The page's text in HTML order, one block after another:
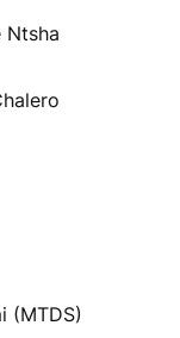
Ntsha
(MTDS)